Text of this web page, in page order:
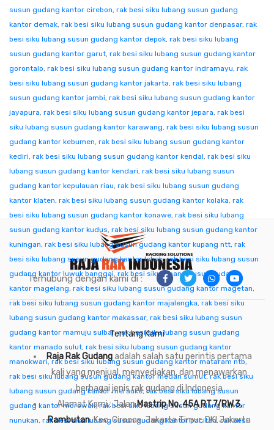
susun gudang kantor cirebon, rak besi siku lubang susun gudang
kantor demak, rak besi siku lubang susun gudang kantor denpasar, rak
besi siku lubang susun gudang kantor depok, rak besi siku lubang
susun gudang kantor garut, rak besi siku lubang susun gudang kantor
gorontalo, rak besi siku lubang susun gudang kantor indramayu, rak
besi siku lubang susun gudang kantor jakarta, rak besi siku lubang
susun gudang kantor jambi, rak besi siku lubang susun gudang kantor
jayapura, rak besi siku lubang susun gudang kantor jepara, rak besi
siku lubang susun gudang kantor karawang, rak besi siku lubang susun
gudang kantor kebumen, rak besi siku lubang susun gudang kantor
kediri, rak besi siku lubang susun gudang kantor kendal, rak besi siku
lubang susun gudang kantor kendari, rak besi siku lubang susun
gudang kantor kepulauan riau, rak besi siku lubang susun gudang
kantor klaten, rak besi siku lubang susun gudang kantor kolaka, rak
besi siku lubang susun gudang kantor konawe, rak besi siku lubang
susun gudang kantor kudus, rak besi siku lubang susun gudang kantor
kuningan, rak besi siku lubang susun gudang kantor kupang ntt, rak
besi siku lubang susun gudang kantor lebak,rak besi siku lubang susun
gudang kantor luwuk banggai, rak besi siku lubang susun gudang
kantor magelang, rak besi siku lubang susun gudang kantor magetan,
rak besi siku lubang susun gudang kantor majalengka, rak besi siku
lubang susun gudang kantor makassar, rak besi siku lubang susun
gudang kantor mamuju sulbar,rak besi siku lubang susun gudang
kantor manado sulut, rak besi siku lubang susun gudang kantor
manokwari,rak besi siku lubang susun gudang kantor mataram ntb,
rak besi siku lubang susun gudang kantor medan sumut,rak besi siku
lubang susun gudang kantor merauke,rak besi siku lubang susun
gudang kantor morowali,rak besi siku lubang susun gudang kantor
nunukan, rak besi siku lubang susun gudang kantor pacitan,rak besi
Terhubung dengan kami di :
Tentang Kami
Raja Rak Gudangadalah salah satu perintis pertama
kali yang menjual, menyediakan, dan menawarkan
berbagai jenis rak gudang di Indonesia
Alamat Kami : JalanMastrip No. 45A RT.7/RW.3,
Rambutan, Kec. Ciracas, Jakarta Timur, DKI Jakarta